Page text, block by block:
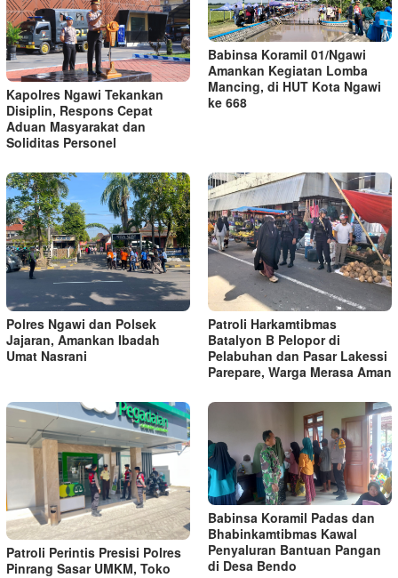
Kapolres Ngawi Tekankan
Disiplin, Respons Cepat
Aduan Masyarakat dan
Soliditas Personel
Babinsa Koramil 01/Ngawi
Amankan Kegiatan Lomba
Mancing, di HUT Kota Ngawi
ke 668
Polres Ngawi dan Polsek
Jajaran, Amankan Ibadah
Umat Nasrani
Patroli Harkamtibmas
Batalyon B Pelopor di
Pelabuhan dan Pasar Lakessi
Parepare, Warga Merasa Aman
Patroli Perintis Presisi Polres
Pinrang Sasar UMKM, Toko
Babinsa Koramil Padas dan
Bhabinkamtibmas Kawal
Penyaluran Bantuan Pangan
di Desa Bendo